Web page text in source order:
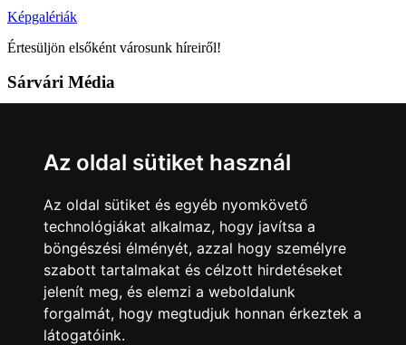
Az oldal sütiket használ
Az oldal sütiket és egyéb nyomkövető
technológiákat alkalmaz, hogy javítsa a
böngészési élményét, azzal hogy személyre
szabott tartalmakat és célzott hirdetéseket
jelenít meg, és elemzi a weboldalunk
forgalmát, hogy megtudjuk honnan érkeztek a
látogatóink.
Képgalériák
Értesüljön elsőként városunk híreiről!
Sárvári Média
Kövess minket!
Sárvár lendületben Sárvár lendületben
Nyilatkozatok
Impresszum Felhasználási feltételek Adatkezelési tájékoztató
Akadálymentesítési nyilatkozat